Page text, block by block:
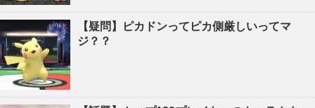
【疑問】ピカドンってピカ側厳しいってマ
ジ？？